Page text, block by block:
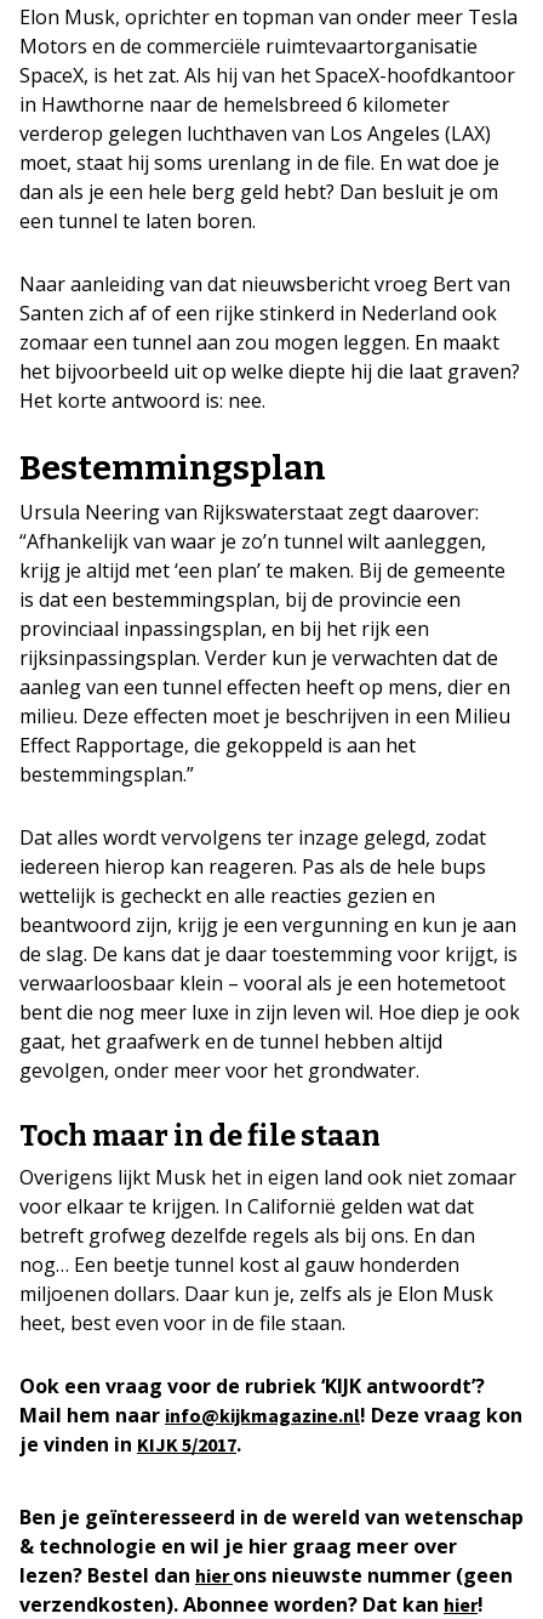
Elon Musk, oprichter en topman van onder meer Tesla
Motors en de commerciële ruimtevaartorganisatie
SpaceX, is het zat. Als hij van het SpaceX-hoofdkantoor
in Hawthorne naar de hemelsbreed 6 kilometer
verderop gelegen luchthaven van Los Angeles (LAX)
moet, staat hij soms urenlang in de file. En wat doe je
dan als je een hele berg geld hebt? Dan besluit je om
een tunnel te laten boren.
Naar aanleiding van dat nieuwsbericht vroeg Bert van
Santen zich af of een rijke stinkerd in Nederland ook
zomaar een tunnel aan zou mogen leggen. En maakt
het bijvoorbeeld uit op welke diepte hij die laat graven?
Het korte antwoord is: nee.
Bestemmingsplan
Ursula Neering van Rijkswaterstaat zegt daarover:
“Afhankelijk van waar je zo’n tunnel wilt aanleggen,
krijg je altijd met ‘een plan’ te maken. Bij de gemeente
is dat een bestemmingsplan, bij de provincie een
provinciaal inpassingsplan, en bij het rijk een
rijksinpassingsplan. Verder kun je verwachten dat de
aanleg van een tunnel effecten heeft op mens, dier en
milieu. Deze effecten moet je beschrijven in een Milieu
Effect Rapportage, die gekoppeld is aan het
bestemmingsplan.”
Dat alles wordt vervolgens ter inzage gelegd, zodat
iedereen hierop kan reageren. Pas als de hele bups
wettelijk is gecheckt en alle reacties gezien en
beantwoord zijn, krijg je een vergunning en kun je aan
de slag. De kans dat je daar toestemming voor krijgt, is
verwaarloosbaar klein – vooral als je een hotemetoot
bent die nog meer luxe in zijn leven wil. Hoe diep je ook
gaat, het graafwerk en de tunnel hebben altijd
gevolgen, onder meer voor het grondwater.
Toch maar in de file staan
Overigens lijkt Musk het in eigen land ook niet zomaar
voor elkaar te krijgen. In Californië gelden wat dat
betreft grofweg dezelfde regels als bij ons. En dan
nog… Een beetje tunnel kost al gauw honderden
miljoenen dollars. Daar kun je, zelfs als je Elon Musk
heet, best even voor in de file staan.
Ook een vraag voor de rubriek ‘KIJK antwoordt’?
Mail hem naar info@kijkmagazine.nl! Deze vraag kon
je vinden in KIJK 5/2017.
Ben je geïnteresseerd in de wereld van wetenschap
& technologie en wil je hier graag meer over
lezen? Bestel dan hierons nieuwste nummer (geen
verzendkosten). Abonnee worden? Dat kan hier!